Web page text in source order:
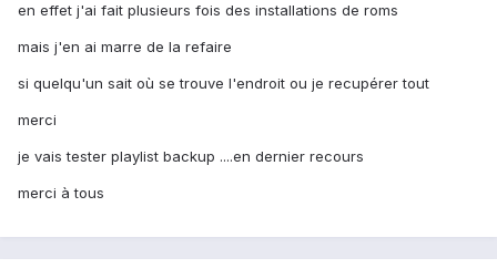
en effet j'ai fait plusieurs fois des installations de roms
mais j'en ai marre de la refaire
si quelqu'un sait où se trouve l'endroit ou je recupérer tout
merci
je vais tester playlist backup ....en dernier recours
merci à tous